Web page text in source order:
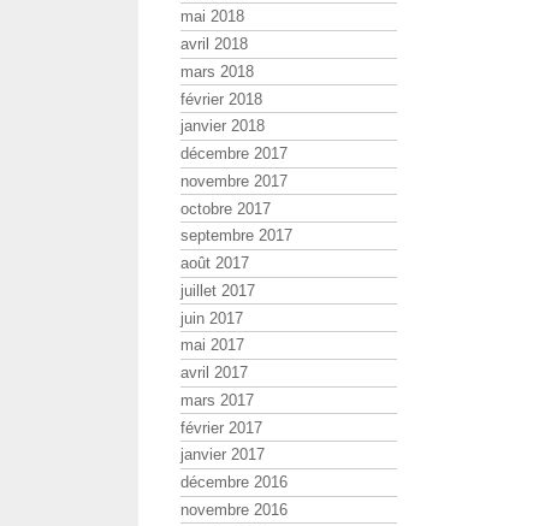
mai 2018
avril 2018
mars 2018
février 2018
janvier 2018
décembre 2017
novembre 2017
octobre 2017
septembre 2017
août 2017
juillet 2017
juin 2017
mai 2017
avril 2017
mars 2017
février 2017
janvier 2017
décembre 2016
novembre 2016